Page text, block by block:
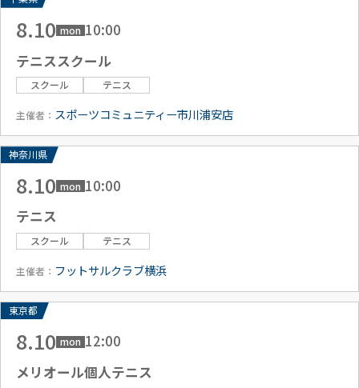
8.10 mon 10:00
テニススクール
スクール テニス
主催者： スポーツコミュニティー市川浦安店
神奈川県
8.10 mon 10:00
テニス
スクール テニス
主催者： フットサルクラブ横浜
東京都
8.10 mon 12:00
メリオール個人テニス